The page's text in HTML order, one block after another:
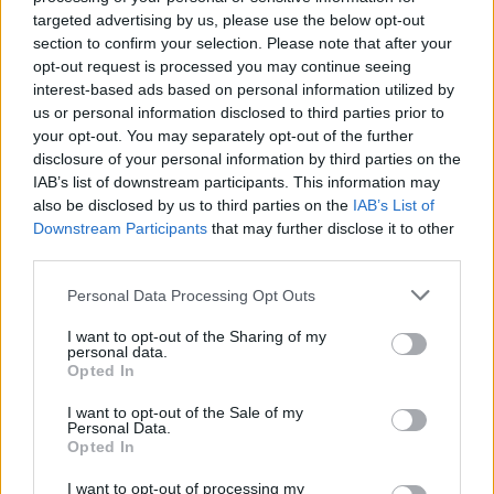
targeted advertising by us, please use the below opt-out
section to confirm your selection. Please note that after your
opt-out request is processed you may continue seeing
interest-based ads based on personal information utilized by
us or personal information disclosed to third parties prior to
your opt-out. You may separately opt-out of the further
disclosure of your personal information by third parties on the
IAB’s list of downstream participants. This information may
also be disclosed by us to third parties on the IAB’s List of
Downstream Participants that may further disclose it to other
Personal Data Processing Opt Outs
I want to opt-out of the Sharing of my
personal data.
Opted In
I want to opt-out of the Sale of my
Personal Data.
Opted In
I want to opt-out of processing my
gość
Macica
Witam od miesiąca wystaje mi coś z pochwy
myślę że to macica nie mogę utrzymać moczu
czy będzie konieczny zabieg
Forum: Ginekologia - forum dla rodziny i
pacjentki
POWIĄZANE
ciąża test ciążowy
Reklama: